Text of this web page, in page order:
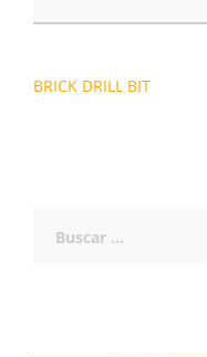
Navegación
BRICK DRILL BIT